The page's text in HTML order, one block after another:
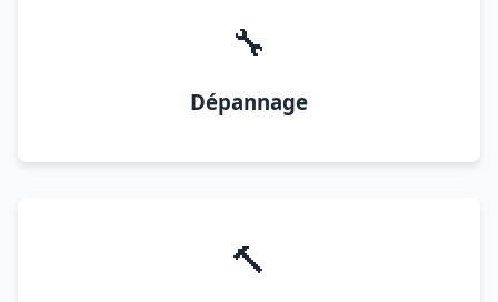
🔧
Dépannage
🔨